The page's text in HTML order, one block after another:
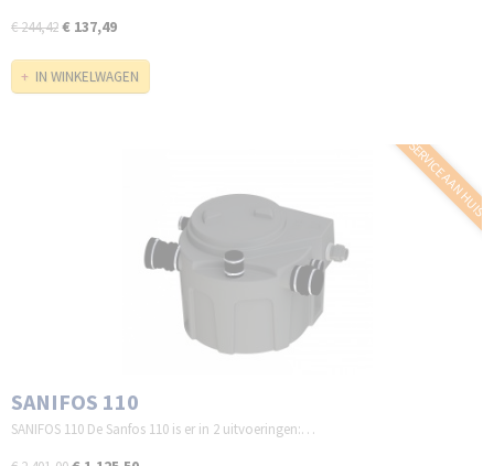
€ 244,42€ 137,49
IN WINKELWAGEN
SERVICE AAN HUIS
SANIFOS 110
SANIFOS 110 De Sanfos 110 is er in 2 uitvoeringen:…